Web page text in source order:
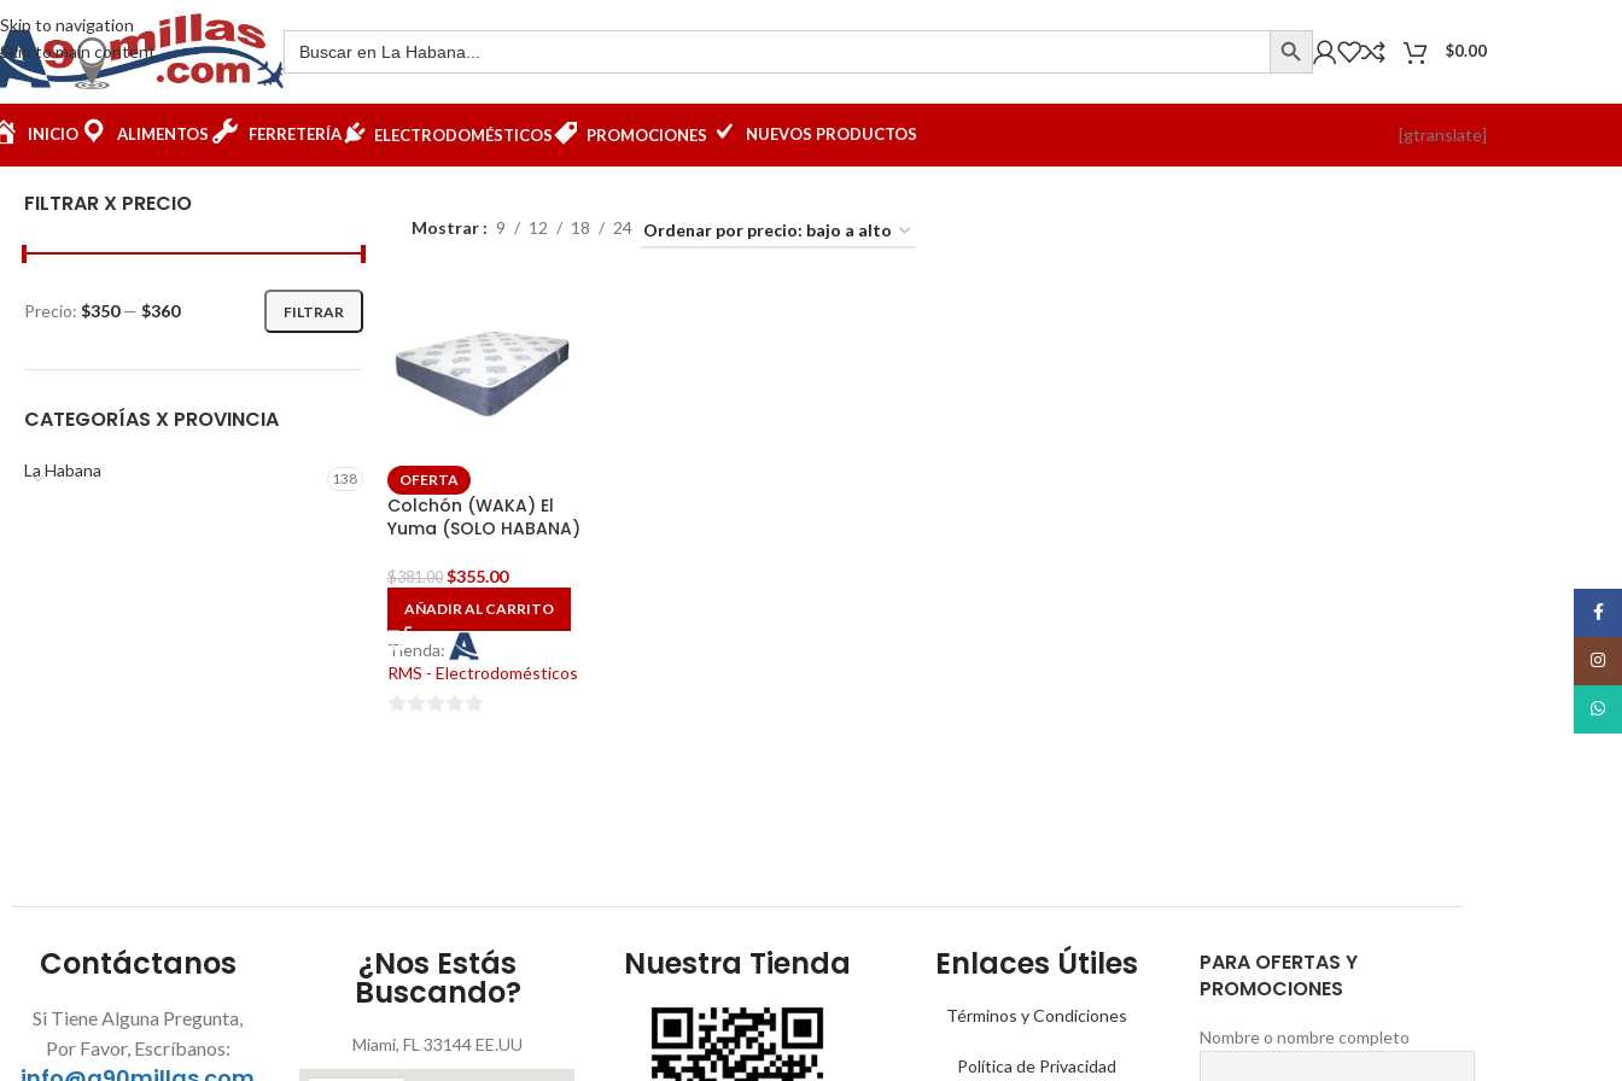
Skip to navigation
Skip to main content
$0.00
INICIO ALIMENTOS FERRETERÍA ELECTRODOMÉSTICOS PROMOCIONES NUEVOS PRODUCTOS [gtranslate]
FILTRAR X PRECIO
FILTRAR
Precio: $350— $360
CATEGORÍAS X PROVINCIA
La Habana 138
Mostrar 9 12 18 24
OFERTA
Colchón (WAKA) El
Yuma (SOLO HABANA)
$381.00 $355.00
AÑADIR AL CARRITO
Tienda:
RMS - Electrodomésticos
Contáctanos
Si Tiene Alguna Pregunta,
Por Favor, Escríbanos:
¿Nos Estás
Buscando?
Miami, FL 33144 EE.UU
Nuestra Tienda Enlaces Útiles
Términos y Condiciones
Política de Privacidad
PARA OFERTAS Y
PROMOCIONES
Nombre o nombre completo